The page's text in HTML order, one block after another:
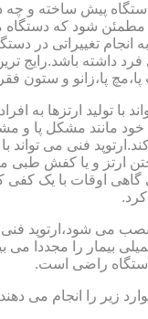
پیش ساخته و چه
مطمئن شود که دستگاه
تغییراتی در
داشته باشد.رایج
پا،زانو و ستون
با تولید ارتزها به
مانند مشکل پا و
فنی می تواند
ارتز و یا کفش
گاهی اوقات با یک
نصب می شود،ارتوپد
بیمار را مجددا می
راضی است.
زیر را انجام می